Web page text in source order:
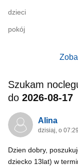
dzieci
pokój
Szukam
do 2026-08-17
Alina
dzisiaj, o 07:29
Dzien dobry,
dziecko 13lat) w